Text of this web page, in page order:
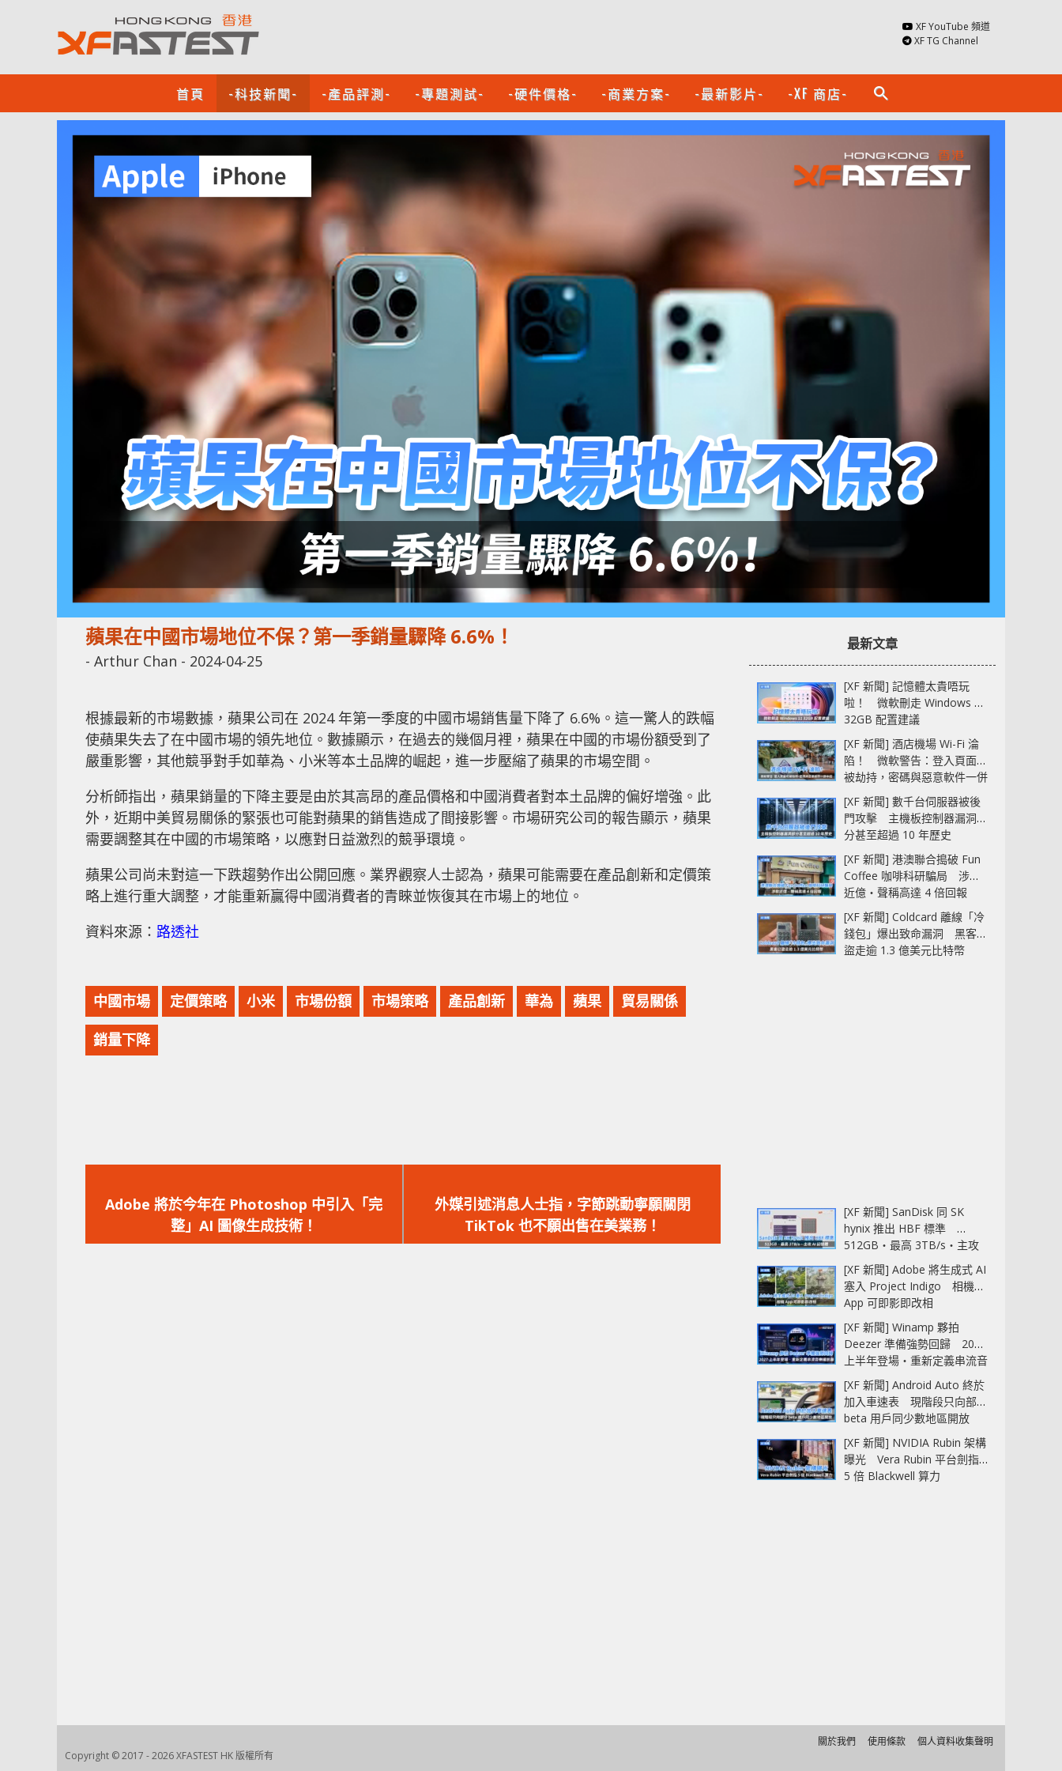
XF YouTube 頻道
XF TG Channel
首頁 -科技新聞- -產品評測- -專題測試- -硬件價格- -商業方案- -最新影片- -XF 商店- search
蘋果在中國市場地位不保？第一季銷量驟降 6.6%！
- Arthur Chan - 2024-04-25
根據最新的市場數據，蘋果公司在 2024 年第一季度的中國市場銷售量下降了 6.6%。這一驚人的跌幅
使蘋果失去了在中國市場的領先地位。數據顯示，在過去的幾個月裡，蘋果在中國的市場份額受到了
嚴重影響，其他競爭對手如華為、小米等本土品牌的崛起，進一步壓縮了蘋果的市場空間。
分析師指出，蘋果銷量的下降主要是由於其高昂的產品價格和中國消費者對本土品牌的偏好增強。此
外，近期中美貿易關係的緊張也可能對蘋果的銷售造成了間接影響。市場研究公司的報告顯示，蘋果
需要調整其在中國的市場策略，以應對日益激烈的競爭環境。
蘋果公司尚未對這一下跌趨勢作出公開回應。業界觀察人士認為，蘋果可能需要在產品創新和定價策
略上進行重大調整，才能重新贏得中國消費者的青睞並恢復其在市場上的地位。
資料來源： 路透社
中國市場 定價策略 小米 市場份額 市場策略 產品創新 華為 蘋果 貿易關係
銷量下降
一
篇
文
Adobe 將於今年在 Photoshop 中引入「完
整」AI 圖像生成技術！
一
篇
文
外媒引述消息人士指，字節跳動寧願關閉
TikTok 也不願出售在美業務！
最新文章
[XF 新聞] 記憶體太貴唔玩
啦！ 微軟刪走 Windows 11
32GB 配置建議
[XF 新聞] 酒店機場 Wi-Fi 淪
陷！ 微軟警告：登入頁面可
被劫持，密碼與惡意軟件一併
中招
[XF 新聞] 數千台伺服器被後
門攻擊 主機板控制器漏洞部
分甚至超過 10 年歷史
[XF 新聞] 港澳聯合搗破 Fun
Coffee 咖啡科研騙局 涉款
近億‧聲稱高達 4 倍回報
[XF 新聞] Coldcard 離線「冷
錢包」爆出致命漏洞 黑客已
盜走逾 1.3 億美元比特幣
[XF 新聞] SanDisk 同 SK
hynix 推出 HBF 標準
512GB‧最高 3TB/s‧主攻
AI 記憶體
[XF 新聞] Adobe 將生成式 AI
塞入 Project Indigo 相機
App 可即影即改相
[XF 新聞] Winamp 夥拍
Deezer 準備強勢回歸 2027
上半年登場‧重新定義串流音
樂播放器
[XF 新聞] Android Auto 終於
加入車速表 現階段只向部分
beta 用戶同少數地區開放
[XF 新聞] NVIDIA Rubin 架構
曝光 Vera Rubin 平台劍指
5 倍 Blackwell 算力
Copyright © 2017 - 2026 XFASTEST HK 版權所有
關於我們 使用條款 個人資料收集聲明